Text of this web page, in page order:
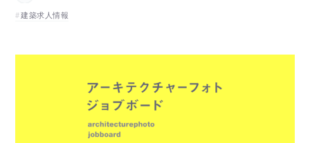
建築求人情報